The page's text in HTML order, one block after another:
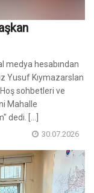
medya hesabından
Yusuf Kıymazarslan
sohbetleri ve
Mahalle
dedi. [...]
30.07.2026